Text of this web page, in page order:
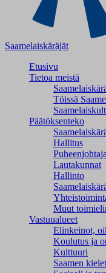
Saamelaiskäräjät
Etusivu
Tietoa meistä
Töissä
Päätöksenteko
Hallitus
Puheenjohtaja
Lautakunnat
Hallinto
Muut
Vastuualueet
Elinkeinot,
Koulutus ja
Kulttuuri
Saamen kielet